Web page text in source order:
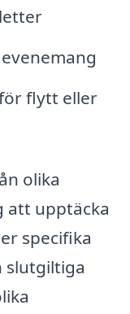
flytt eller
olika
att upptäcka
specifika
slutgiltiga